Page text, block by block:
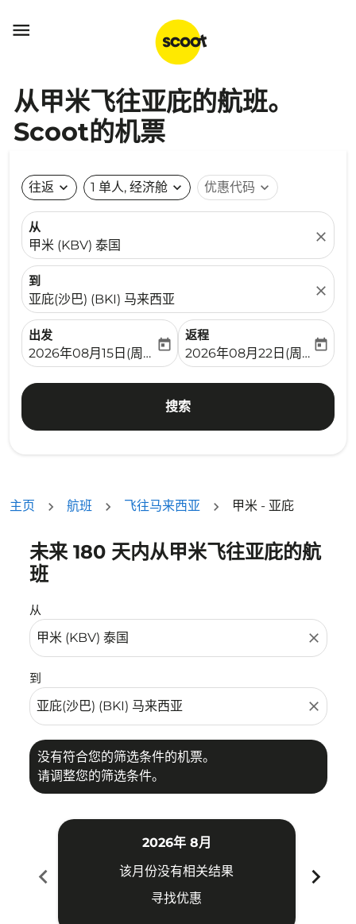

从甲米飞往亚庇的航班。
Scoot的机票
往返 expand_more 1 单人, 经济舱 expand_more 优惠代码 expand_more
从
甲米 (KBV) 泰国
close
到
亚庇(沙巴) (BKI) 马来西亚
close
出发
fc-booking-departure-date-aria-label
2026年08月15日(周六)
today
返程
fc-booking-return-date-
2026年08月22日(周六)
today
搜索
主页 航班 飞往马来西亚 甲米 - 亚庇
未来 180 天内从甲米飞往亚庇的航
班
从
close
到
close
没有符合您的筛选条件的机票。
请调整您的筛选条件。
没有符合您的筛选条件的机票。请调整您的筛选条件。
chevron_left
2026年 8月
该月份没有相关结果
寻找优惠
chevron_right